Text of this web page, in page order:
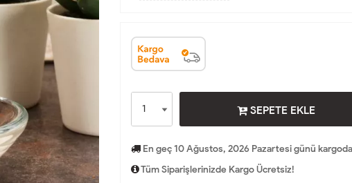
SEPETE EKLE
En geç 10 Ağustos, 2026 Pazartesi günü
Tüm Siparişlerinizde Kargo Ücretsiz!